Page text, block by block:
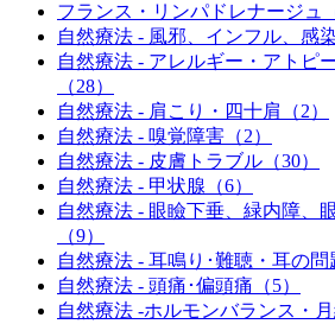
フランス・リンパドレナージュ
自然療法 - 風邪、インフル、感染
自然療法 - アレルギー・アトピ
（28）
自然療法 - 肩こり・四十肩（2）
自然療法 - 嗅覚障害（2）
自然療法 - 皮膚トラブル（30）
自然療法 - 甲状腺（6）
自然療法 - 眼瞼下垂、緑内障、
（9）
自然療法 - 耳鳴り･難聴・耳の問
自然療法 - 頭痛･偏頭痛（5）
自然療法 -ホルモンバランス・